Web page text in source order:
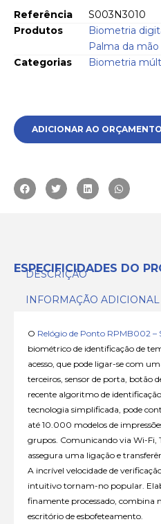
Referência
S003N3010
Produtos
Biometria
Palma da
Categorias
Biometria
ADICIONAR AO ORÇAMENTO
ESPECIFICIDADES DO
DESCRIÇÃO
INFORMAÇÃO ADICIONAL
O Relógio de Ponto RPMB002 –
biométrico de identificação de
acesso, que pode ligar-se com
terceiros, sensor de porta, botão
recente algoritmo de
tecnologia simplificada, pode
até 10.000 modelos de
grupos. Comunicando via Wi-Fi,
assegura uma ligação e
A incrível velocidade de
intuitivo tornam-no popular.
finamente processado, combina
escritório de esbofeteamento.